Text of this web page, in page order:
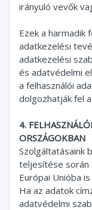
irányuló vevők
Ezek a harmadik
adatkezelési
adatkezelési
és adatvédelmi
a felhasználói
dolgozhatják fel
4.
ORSZÁGOKBAN
Szolgáltatásaink
teljesítése során
Európai Unióba
Ha az adatok
adatvédelmi